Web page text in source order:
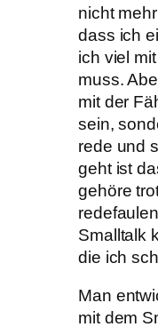
nicht
dass ich
ich viel
muss.
mit der
sein,
rede und
geht ist
gehöre
Smalltalk
die ich
Man
mit dem